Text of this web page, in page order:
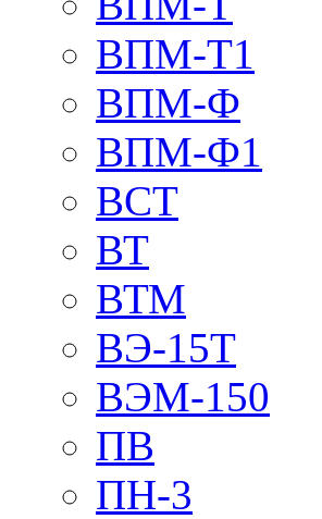
ВПМ-Т1
ВПМ-Ф
ВПМ-Ф1
ВСТ
ВТ
ВТМ
ВЭ-15Т
ВЭМ-150
ПВ
ПН-3